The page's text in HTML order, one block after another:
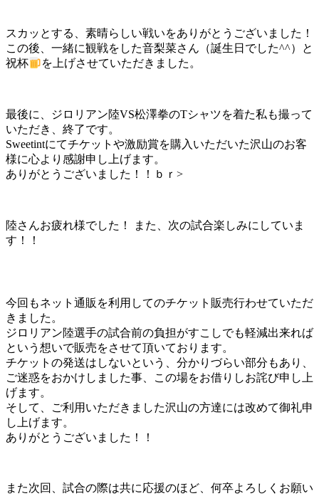
スカッとする、素晴らしい戦いをありがとうございました！
この後、一緒に観戦をした音梨菜さん（誕生日でした^^）と
祝杯
を上げさせていただきました。
最後に、ジロリアン陸VS松澤拳のTシャツを着た私も撮って
いただき、終了です。
Sweetintにてチケットや激励賞を購入いただいた沢山のお客
様に心より感謝申し上げます。
ありがとうございました！！ｂｒ>
陸さんお疲れ様でした！ また、次の試合楽しみにしていま
す！！
今回もネット通販を利用してのチケット販売行わせていただ
きました。
ジロリアン陸選手の試合前の負担がすこしでも軽減出来れば
という想いで販売をさせて頂いております。
チケットの発送はしないという、分かりづらい部分もあり、
ご迷惑をおかけしました事、この場をお借りしお詫び申し上
げます。
そして、ご利用いただきました沢山の方達には改めて御礼申
し上げます。
ありがとうございました！！
また次回、試合の際は共に応援のほど、何卒よろしくお願い